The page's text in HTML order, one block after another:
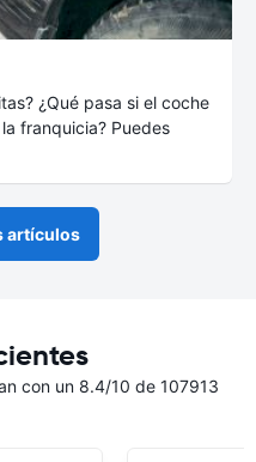
¿Qué pasa si el coche
franquicia? Puedes
artículos
con un 8.4/10 de 107913